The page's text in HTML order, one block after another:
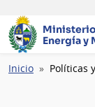
Energía y
Ruta
Inicio Políticas